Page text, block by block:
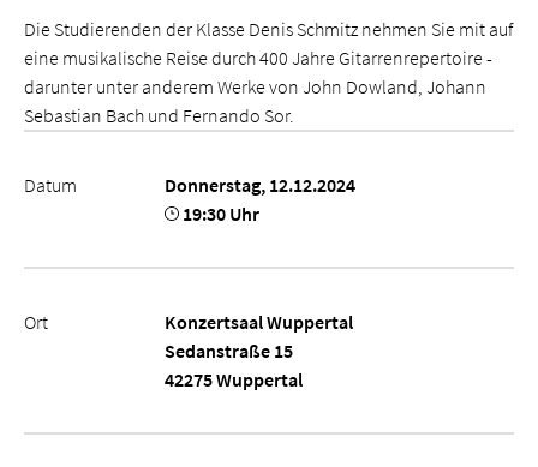
Die Studierenden der Klasse Denis Schmitz nehmen Sie mit auf
eine musikalische Reise durch 400 Jahre Gitarrenrepertoire -
darunter unter anderem Werke von John Dowland, Johann
Sebastian Bach und Fernando Sor.
Datum
Donnerstag, 12.12.2024
19:30 Uhr
Ort
Konzertsaal Wuppertal
Sedanstraße 15
42275 Wuppertal